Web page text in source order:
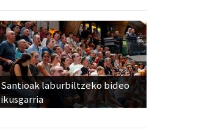
Santioak laburbiltzeko bideo
ikusgarria